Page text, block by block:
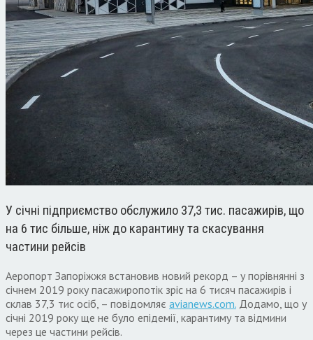
У січні підприємство обслужило 37,3 тис. пасажирів, що
на 6 тис більше, ніж до карантину та скасування
частини рейсів
Аеропорт Запоріжжя встановив новий рекорд – у порівнянні з
січнем 2019 року пасажиропотік зріс на 6 тисяч пасажирів і
склав 37,3 тис осіб, – повідомляє avianews.com. Додамо, що у
січні 2019 року ще не було епідемії, карантиму та відмини
через це частини рейсів.